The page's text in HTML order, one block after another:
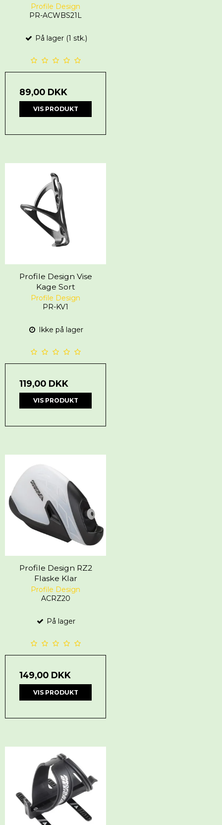
Profile Design
PR-ACWBS21L
På lager (1 stk.)
89,00 DKK
VIS PRODUKT
Profile Design Vise
Kage Sort
Profile Design
PR-KV1
Ikke på lager
119,00 DKK
VIS PRODUKT
Profile Design RZ2
Flaske Klar
Profile Design
ACRZ20
På lager
149,00 DKK
VIS PRODUKT